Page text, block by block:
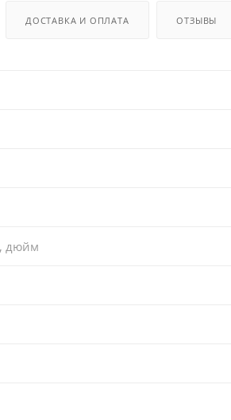
ДОСТАВКА И ОПЛАТА ОТЗЫВЫ
дюйм